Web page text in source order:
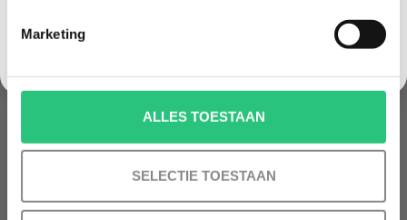
Marketing
ALLES TOESTAAN
SELECTIE TOESTAAN
€4,99 €14,99